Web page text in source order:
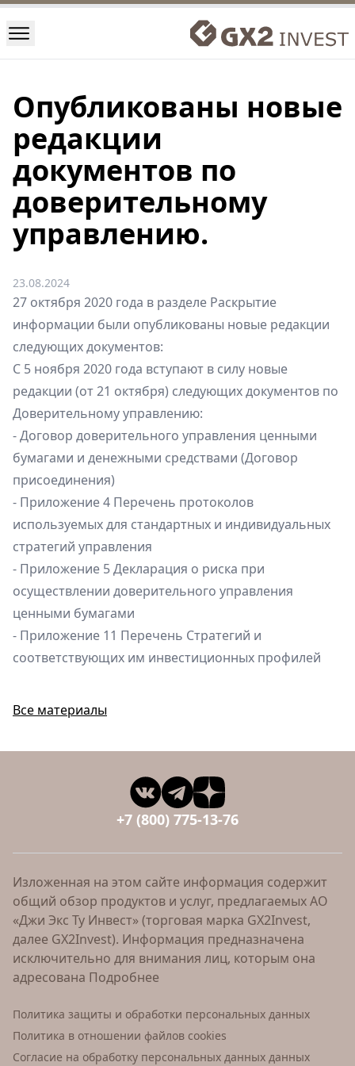
Опубликованы новые
редакции
документов по
доверительному
управлению.
23.08.2024
27 октября 2020 года в разделе Раскрытие
информации были опубликованы новые редакции
следующих документов:
С 5 ноября 2020 года вступают в силу новые
редакции (от 21 октября) следующих документов по
Доверительному управлению:
- Договор доверительного управления ценными
бумагами и денежными средствами (Договор
присоединения)
- Приложение 4 Перечень протоколов
используемых для стандартных и индивидуальных
стратегий управления
- Приложение 5 Декларация о риска при
осуществлении доверительного управления
ценными бумагами
- Приложение 11 Перечень Стратегий и
соответствующих им инвестиционных профилей
Все материалы
+7 (800) 775-13-76
Изложенная на этом сайте информация содержит
общий обзор продуктов и услуг, предлагаемых АО
«Джи Экс Ту Инвест» (торговая марка GX2Invest,
далее GX2Invest). Информация предназначена
исключительно для внимания лиц, которым она
адресована Подробнее
Политика защиты и обработки персональных данных
Политика в отношении файлов cookies
Согласие на обработку персональных данных данных